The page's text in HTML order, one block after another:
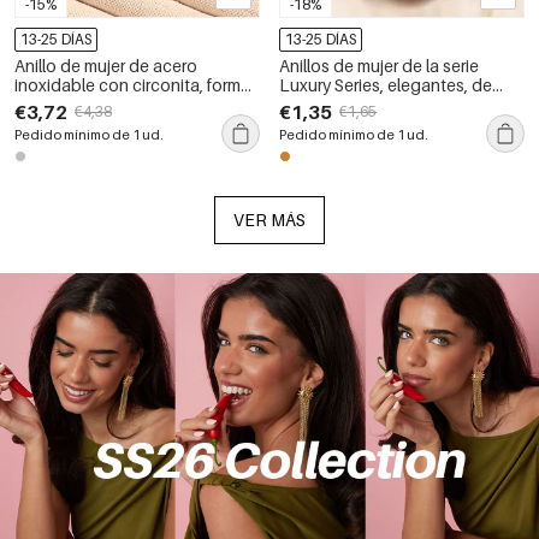
-15%
13-25 DÍAS
Anillo de mujer de acero
inoxidable con circonita, forma
irregular, resistente al agua, de
la serie Simple Hip-Pop/Rock.
€3,72 €4,38
Pedido mínimo de 1 ud.
-18%
13-25 DÍAS
Anillos de mujer de la serie
Luxury Series, elegantes, de
forma irregular, de acero
inoxidable, resistentes al agua y
con circonitas color oro.
€1,35 €1,65
Pedido mínimo de 1 ud.
VER MÁS